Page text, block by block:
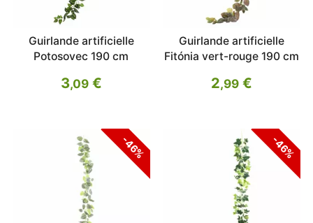
Guirlande artificielle
Potosovec 190 cm
3,09€
Guirlande artificielle
Fitónia vert-rouge 190 cm
2,99 €
-46% -46%